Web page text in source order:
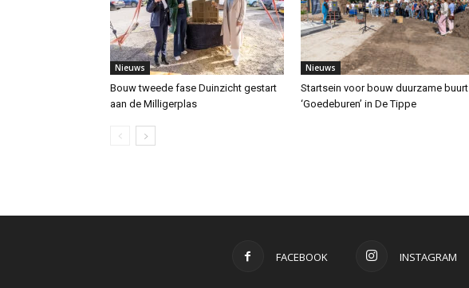
Nieuws
Bouw tweede fase Duinzicht gestart
aan de Milligerplas
Nieuws
Startsein voor bouw duurzame buurt
‘Goedeburen’ in De Tippe
FACEBOOK INSTAGRAM